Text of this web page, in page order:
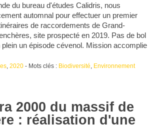
du bureau d'études Calidris, nous
automnal pour effectuer un premier
de raccordements de Grand-
site prospecté en 2019. Pas de bol
un épisode cévenol. Mission accomplie
, 2020- Mots clés : Biodiversité, Environnement
2000 du massif de
: réalisation d'une